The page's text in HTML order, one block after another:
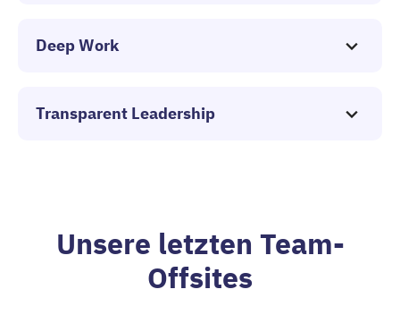
Deep Work
Transparent Leadership
Unsere letzten Team-
Offsites